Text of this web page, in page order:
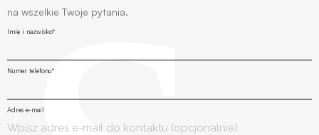
na wszelkie Twoje pytania.
Imię i nazwisko*
Numer telefonu*
Adres e-mail